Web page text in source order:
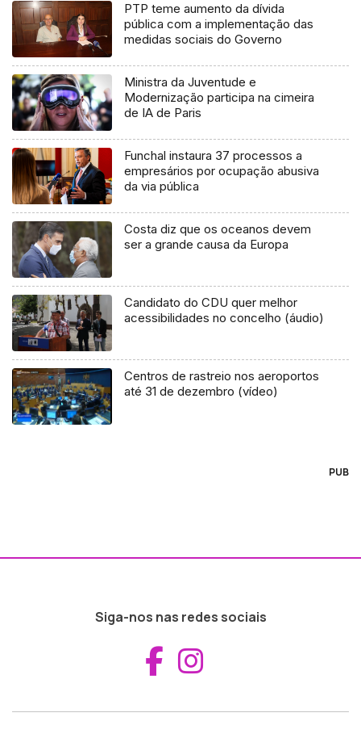
PTP teme aumento da dívida
pública com a implementação das
medidas sociais do Governo
Ministra da Juventude e
Modernização participa na cimeira
de IA de Paris
Funchal instaura 37 processos a
empresários por ocupação abusiva
da via pública
Costa diz que os oceanos devem
ser a grande causa da Europa
Candidato do CDU quer melhor
acessibilidades no concelho (áudio)
Centros de rastreio nos aeroportos
até 31 de dezembro (vídeo)
PUB
Siga-nos nas redes sociais
Aceder ao